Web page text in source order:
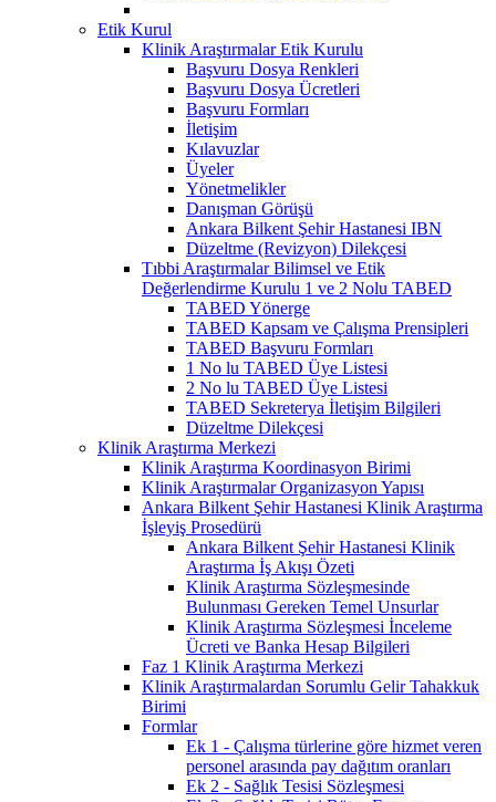
Etik Kurul
Klinik Araştırmalar Etik Kurulu
Başvuru Dosya Renkleri
Başvuru Dosya Ücretleri
Başvuru Formları
İletişim
Kılavuzlar
Üyeler
Yönetmelikler
Danışman Görüşü
Ankara Bilkent Şehir Hastanesi IBN
Düzeltme (Revizyon) Dilekçesi
Tıbbi Araştırmalar Bilimsel ve Etik
Değerlendirme Kurulu 1 ve 2 Nolu TABED
TABED Yönerge
TABED Kapsam ve Çalışma Prensipleri
TABED Başvuru Formları
1 No lu TABED Üye Listesi
2 No lu TABED Üye Listesi
TABED Sekreterya İletişim Bilgileri
Düzeltme Dilekçesi
Klinik Araştırma Merkezi
Klinik Araştırma Koordinasyon Birimi
Klinik Araştırmalar Organizasyon Yapısı
Ankara Bilkent Şehir Hastanesi Klinik Araştırma
İşleyiş Prosedürü
Ankara Bilkent Şehir Hastanesi Klinik
Araştırma İş Akışı Özeti
Klinik Araştırma Sözleşmesinde
Bulunması Gereken Temel Unsurlar
Klinik Araştırma Sözleşmesi İnceleme
Ücreti ve Banka Hesap Bilgileri
Faz 1 Klinik Araştırma Merkezi
Klinik Araştırmalardan Sorumlu Gelir Tahakkuk
Birimi
Formlar
Ek 1 - Çalışma türlerine göre hizmet veren
personel arasında pay dağıtım oranları
Ek 2 - Sağlık Tesisi Sözleşmesi